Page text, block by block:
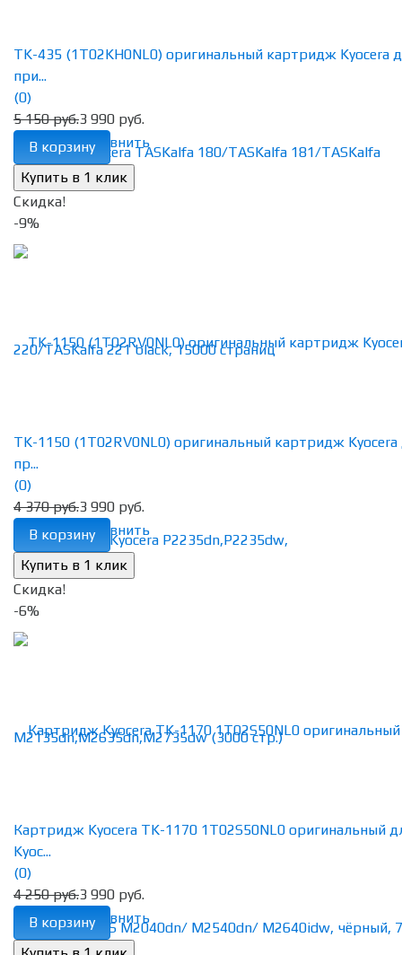
избранное сравнить
TK-435 (1T02KH0NL0) оригинальный картридж Kyocera
при...
(0)
5 150 руб.3 990 руб.
В корзину
Скидка!
-9%
избранное сравнить
TK-1150 (1T02RV0NL0) оригинальный картридж Kyocera
пр...
(0)
4 370 руб.3 990 руб.
В корзину
Скидка!
-6%
избранное сравнить
Картридж Kyocera TK-1170 1T02S50NL0 оригинальный
Kyoc...
(0)
4 250 руб.3 990 руб.
В корзину